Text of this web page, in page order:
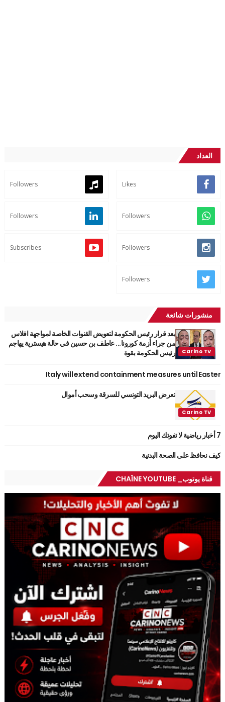
العداد
Likes
Followers
Followers
Followers
Followers
Subscribes
Followers
منشورات شائعة
بعد قرار رئيس الحكومة لتعويض القنوات الخاصة لمواجهة افلاس
من جراء أزمة كورونا... عاطف بن حسين في حالة هيسترية يهاجم
رئيس الحكومة بقوة
Italy will extend containment measures until Easter
تعرض البريد التونسي للسرقة وسحب أموال
7 أخبار رياضية لا تفوتك اليوم
كيف نحافظ على الصحة البدنية
قناة يوتوب_ CHAÎNE YOUTUBE